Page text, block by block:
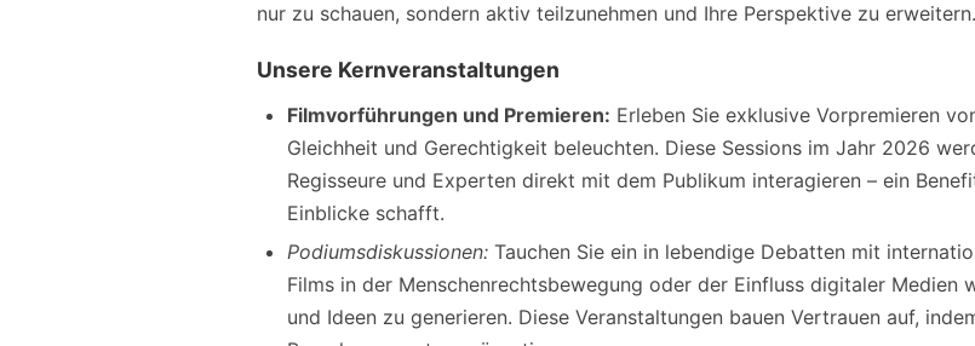
nur zu schauen, sondern aktiv teilzunehmen und Ihre Perspektive zu erweitern.
Unsere Kernveranstaltungen
Filmvorführungen und Premieren: Erleben Sie exklusive Vorpremieren
Gleichheit und Gerechtigkeit beleuchten. Diese Sessions im Jahr 2026
Regisseure und Experten direkt mit dem Publikum interagieren – ein
Einblicke schafft.
Podiumsdiskussionen: Tauchen Sie ein in lebendige Debatten mit
Films in der Menschenrechtsbewegung oder der Einfluss digitaler Medien
und Ideen zu generieren. Diese Veranstaltungen bauen Vertrauen auf,